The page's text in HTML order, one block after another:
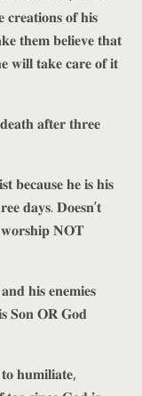
𝐨𝐟 𝐡𝐢𝐬
𝐭𝐡𝐞𝐦 𝐛𝐞𝐥𝐢𝐞𝐯𝐞 𝐭𝐡𝐚𝐭
𝐭𝐚𝐤𝐞 𝐜𝐚𝐫𝐞 𝐨𝐟 𝐢𝐭
𝐚𝐟𝐭𝐞𝐫 𝐭𝐡𝐫𝐞𝐞
𝐛𝐞𝐜𝐚𝐮𝐬𝐞 𝐡𝐞 𝐢𝐬 𝐡𝐢𝐬
𝐝𝐚𝐲𝐬. 𝐃𝐨𝐞𝐬𝐧’𝐭
𝐰𝐨𝐫𝐬𝐡𝐢𝐩 𝐍𝐎𝐓
𝐡𝐢𝐬 𝐞𝐧𝐞𝐦𝐢𝐞𝐬
𝐒𝐨𝐧 𝐎𝐑 𝐆𝐨𝐝
𝐡𝐮𝐦𝐢𝐥𝐢𝐚𝐭𝐞,